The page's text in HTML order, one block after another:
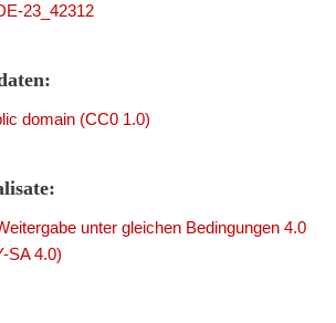
23_42312
domain (CC0 1.0)
unter gleichen Bedingungen 4.0
SA 4.0)